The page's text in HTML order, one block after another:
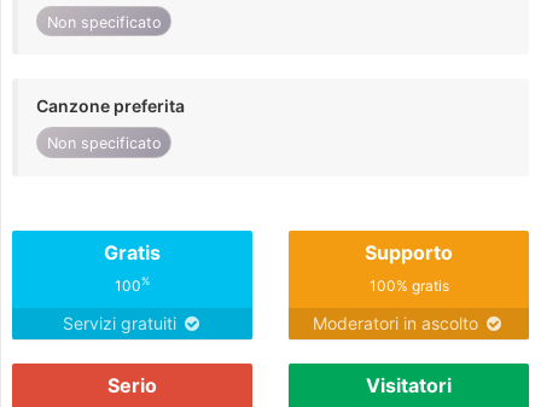
Non specificato
Canzone preferita
Non specificato
Gratis
100%
Servizi gratuiti
Supporto
100% gratis
Moderatori in ascolto
Serio Visitatori